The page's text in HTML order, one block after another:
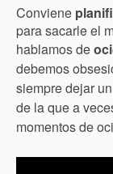
Conviene
para sacarle el
hablamos de
debemos
siempre dejar
de la que a
momentos de